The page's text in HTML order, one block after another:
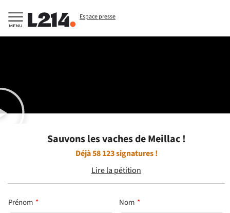
Espace presse
Sauvons les vaches de Meillac !
Déjà58 123signatures !
Lire la pétition
Prénom * Nom *